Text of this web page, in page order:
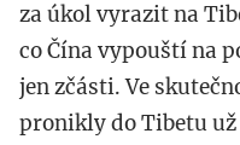
za úkol vyrazit na
co Čína vypouští na
jen zčásti. Ve
pronikly do Tibetu